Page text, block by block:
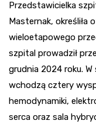
Przedstawicielka
Masternak, określiła
wieloetapowego
szpital prowadził
grudnia 2024 roku.
wchodzą cztery
hemodynamiki,
serca oraz sala